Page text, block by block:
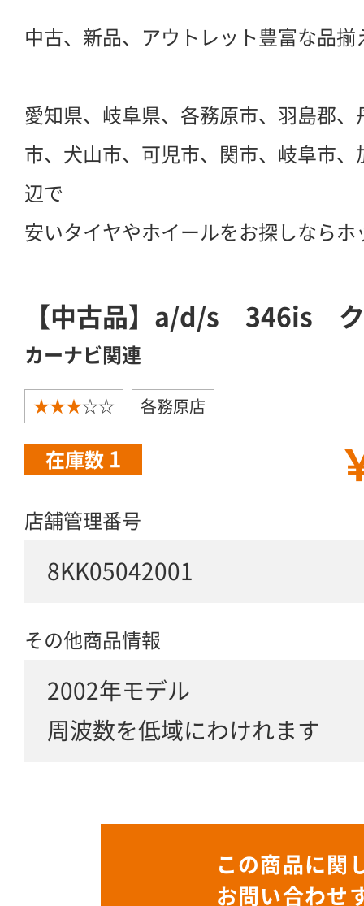
中古、新品、アウトレット豊富な品揃
愛知県、岐阜県、各務原市、羽島郡
市、犬山市、可児市、関市、岐阜市
辺で
安いタイヤやホイールをお探しなら
【中古品】a/d/s 346is ク
カーナビ関連
★★★☆☆ 各務原店
在庫数 1
店舗管理番号
8KK05042001
その他商品情報
2002年モデル
周波数を低域にわけれます
この商品に関
お問い合わせ